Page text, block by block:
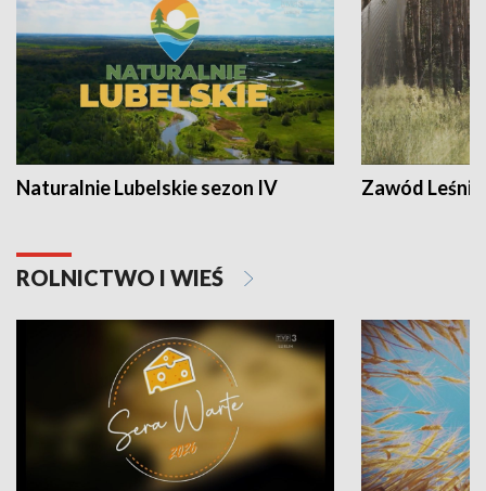
Naturalnie Lubelskie sezon IV Zawód Leśnik
ROLNICTWO I WIEŚ